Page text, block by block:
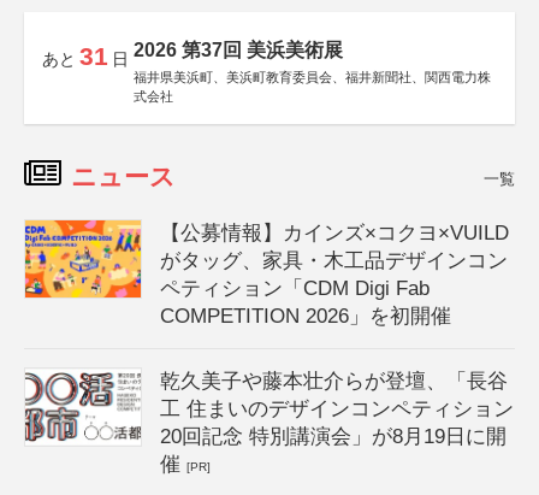
あと 31 日 2026 第37回 美浜美術展
福井県美浜町、美浜町教育委員会、福井新聞社、関西電力株
式会社
ニュース 一覧
【公募情報】カインズ×コクヨ×VUILD
がタッグ、家具・木工品デザインコン
ペティション「CDM Digi Fab
COMPETITION 2026」を初開催
乾久美子や藤本壮介らが登壇、「長谷
工 住まいのデザインコンペティション
20回記念 特別講演会」が8月19日に開
催[PR]